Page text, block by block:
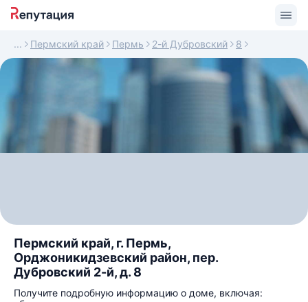
Пермский край Пермь 2-й Дубровский 8
Пермский край, г. Пермь,
Орджоникидзевский район, пер.
Дубровский 2-й, д. 8
Получите подробную информацию о доме, включая: